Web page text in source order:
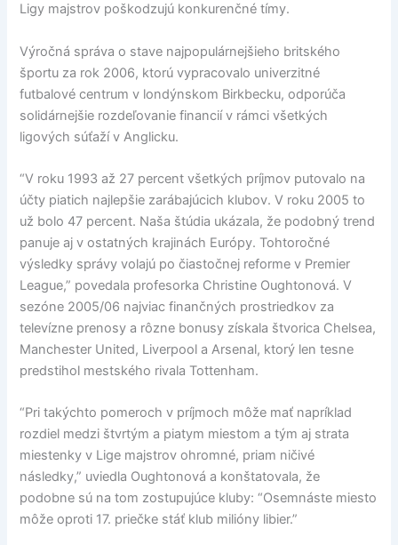
Ligy majstrov poškodzujú konkurenčné tímy.
Výročná správa o stave najpopulárnejšieho britského
športu za rok 2006, ktorú vypracovalo univerzitné
futbalové centrum v londýnskom Birkbecku, odporúča
solidárnejšie rozdeľovanie financií v rámci všetkých
ligových súťaží v Anglicku.
“V roku 1993 až 27 percent všetkých príjmov putovalo na
účty piatich najlepšie zarábajúcich klubov. V roku 2005 to
už bolo 47 percent. Naša štúdia ukázala, že podobný trend
panuje aj v ostatných krajinách Európy. Tohtoročné
výsledky správy volajú po čiastočnej reforme v Premier
League,” povedala profesorka Christine Oughtonová. V
sezóne 2005/06 najviac finančných prostriedkov za
televízne prenosy a rôzne bonusy získala štvorica Chelsea,
Manchester United, Liverpool a Arsenal, ktorý len tesne
predstihol mestského rivala Tottenham.
“Pri takýchto pomeroch v príjmoch môže mať napríklad
rozdiel medzi štvrtým a piatym miestom a tým aj strata
miestenky v Lige majstrov ohromné, priam ničivé
následky,” uviedla Oughtonová a konštatovala, že
podobne sú na tom zostupujúce kluby: “Osemnáste miesto
môže oproti 17. priečke stáť klub milióny libier.”